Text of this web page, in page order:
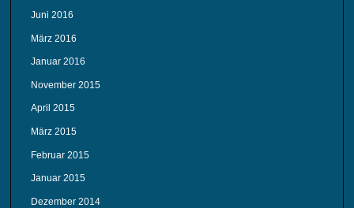
Juni 2016
März 2016
Januar 2016
November 2015
April 2015
März 2015
Februar 2015
Januar 2015
Dezember 2014